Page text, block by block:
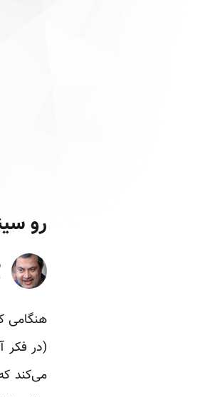
رو
هنگامی
(در فکر
می‌کند